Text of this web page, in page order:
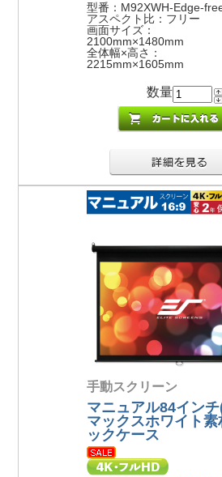
型番：M92XWH-Edge-
アスペクト比：フリー
画面サイズ：
2100mm×1480mm
全体幅×高さ：
2215mm×1605mm
数量
手動スクリーン
マニュアル84イン
マックスホワイト素
ックケース